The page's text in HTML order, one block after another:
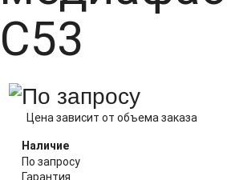
C53
По запросу
Цена зависит от объема заказа
Наличие
По запросу
Гарантия